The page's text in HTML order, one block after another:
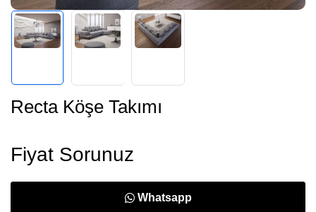
Recta Köşe Takımı
Fiyat Sorunuz
Whatsapp